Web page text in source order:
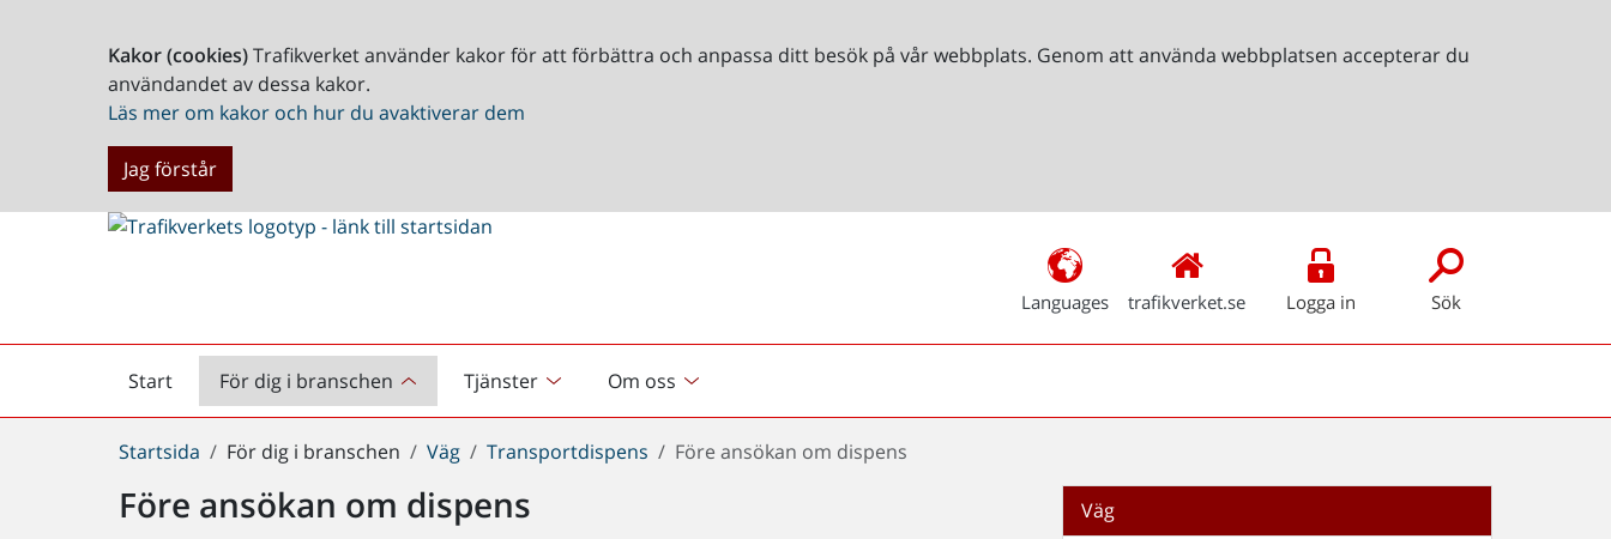
Kakor (cookies)Trafikverket använder kakor för att förbättra och anpassa ditt besök på vår webbplats. Genom att använda webbplatsen accepterar du
användandet av dessa kakor.
Läs mer om kakor och hur du avaktiverar dem
Jag förstår
Languages trafikverket.se Logga in Sök
Start
Startsida För dig i branschen Tjänster Om oss
Du
här:
Startsida För dig i branschen Väg Transportdispens Före ansökan om dispens
Före ansökan om dispens
Väg